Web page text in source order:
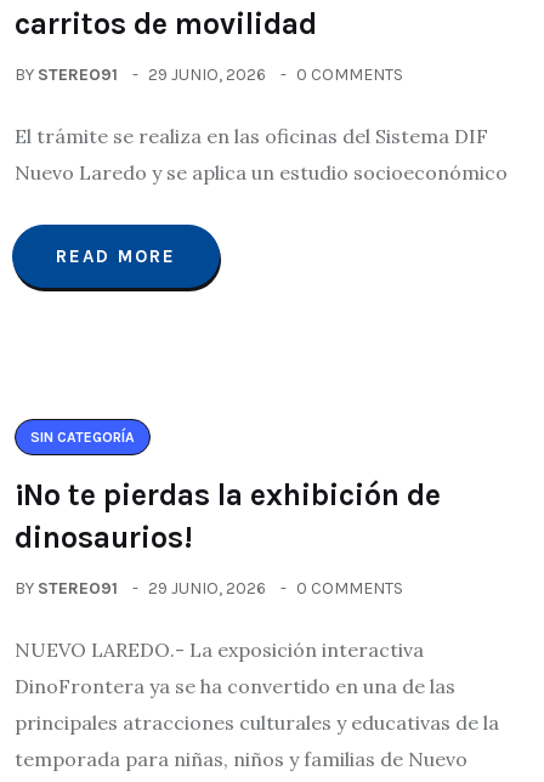
carritos de movilidad
BY STEREO91 29 JUNIO, 2026 0 COMMENTS
El trámite se realiza en las oficinas del Sistema DIF
Nuevo Laredo y se aplica un estudio socioeconómico
READ MORE
SIN CATEGORÍA
¡No te pierdas la exhibición de
dinosaurios!
BY STEREO91 29 JUNIO, 2026 0 COMMENTS
NUEVO LAREDO.- La exposición interactiva
DinoFrontera ya se ha convertido en una de las
principales atracciones culturales y educativas de la
temporada para niñas, niños y familias de Nuevo